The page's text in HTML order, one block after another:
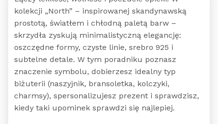
kolekcji „North” – inspirowanej skandynawską
prostotą, światłem i chłodną paletą barw –
skrzydła zyskują minimalistyczną elegancję:
oszczędne formy, czyste linie, srebro 925 i
subtelne detale. W tym poradniku poznasz
znaczenie symbolu, dobierzesz idealny typ
biżuterii (naszyjnik, bransoletka, kolczyki,
charmsy), spersonalizujesz prezent i sprawdzisz,
kiedy taki upominek sprawdzi się najlepiej.